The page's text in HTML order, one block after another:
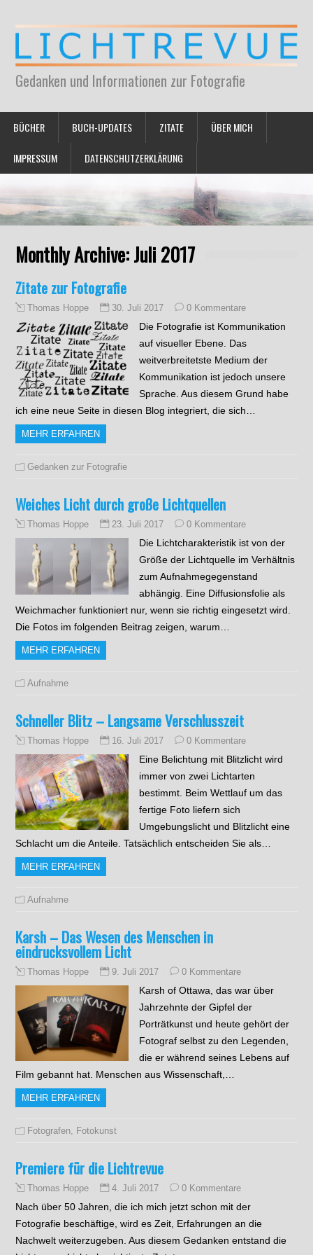
Gedanken und Informationen zur Fotografie
BÜCHER BUCH-UPDATES ZITATE ÜBER MICH
IMPRESSUM DATENSCHUTZERKLÄRUNG
Monthly Archive:Juli 2017
Zitate zur Fotografie
Thomas Hoppe 30. Juli 2017 0 Kommentare
Die Fotografie ist Kommunikation
auf visueller Ebene. Das
weitverbreitetste Medium der
Kommunikation ist jedoch unsere
Sprache. Aus diesem Grund habe
ich eine neue Seite in diesen Blog integriert, die sich…
MEHR ERFAHREN
Gedanken zur Fotografie
Weiches Licht durch große Lichtquellen
Thomas Hoppe 23. Juli 2017 0 Kommentare
Die Lichtcharakteristik ist von der
Größe der Lichtquelle im Verhältnis
zum Aufnahmegegenstand
abhängig. Eine Diffusionsfolie als
Weichmacher funktioniert nur, wenn sie richtig eingesetzt wird.
Die Fotos im folgenden Beitrag zeigen, warum…
MEHR ERFAHREN
Aufnahme
Schneller Blitz – Langsame Verschlusszeit
Thomas Hoppe 16. Juli 2017 0 Kommentare
Eine Belichtung mit Blitzlicht wird
immer von zwei Lichtarten
bestimmt. Beim Wettlauf um das
fertige Foto liefern sich
Umgebungslicht und Blitzlicht eine
Schlacht um die Anteile. Tatsächlich entscheiden Sie als…
MEHR ERFAHREN
Aufnahme
Karsh – Das Wesen des Menschen in
eindrucksvollem Licht
Thomas Hoppe 9. Juli 2017 0 Kommentare
Karsh of Ottawa, das war über
Jahrzehnte der Gipfel der
Porträtkunst und heute gehört der
Fotograf selbst zu den Legenden,
die er während seines Lebens auf
Film gebannt hat. Menschen aus Wissenschaft,…
MEHR ERFAHREN
Fotografen, Fotokunst
Premiere für die Lichtrevue
Thomas Hoppe 4. Juli 2017 0 Kommentare
Nach über 50 Jahren, die ich mich jetzt schon mit der
Fotografie beschäftige, wird es Zeit, Erfahrungen an die
Nachwelt weiterzugeben. Aus diesem Gedanken entstand die